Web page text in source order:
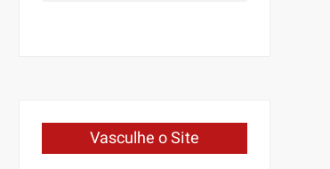
Vasculhe o Site